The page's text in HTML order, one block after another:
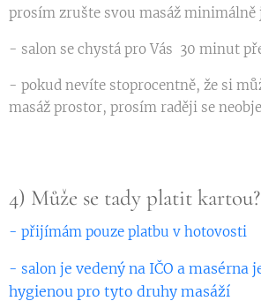
prosím zrušte svou masáž minimálně
- salon se chystá pro Vás 30 minut
- pokud nevíte stoprocentně, že si
masáž prostor, prosím raději se
4) Může se tady platit kartou?
- přijímám pouze platbu v hotovosti
- salon je vedený na IČO a masérna
hygienou pro tyto druhy masáží